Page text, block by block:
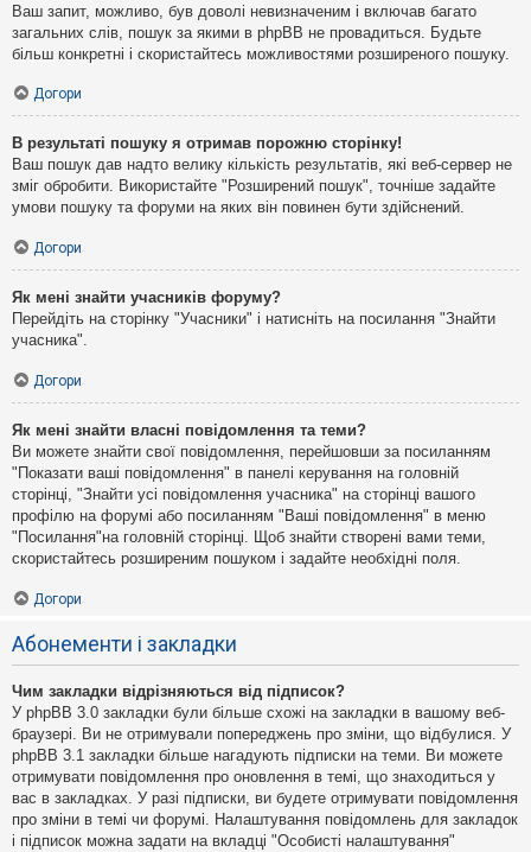
Ваш запит, можливо, був доволі невизначеним і включав багато
загальних слів, пошук за якими в phpBB не провадиться. Будьте
більш конкретні і скористайтесь можливостями розширеного пошуку.
Догори
В результаті пошуку я отримав порожню сторінку!
Ваш пошук дав надто велику кількість результатів, які веб-сервер не
зміг обробити. Використайте "Розширений пошук", точніше задайте
умови пошуку та форуми на яких він повинен бути здійснений.
Догори
Як мені знайти учасників форуму?
Перейдіть на сторінку "Учасники" і натисніть на посилання "Знайти
учасника".
Догори
Як мені знайти власні повідомлення та теми?
Ви можете знайти свої повідомлення, перейшовши за посиланням
"Показати ваші повідомлення" в панелі керування на головній
сторінці, "Знайти усі повідомлення учасника" на сторінці вашого
профілю на форумі або посиланням "Ваші повідомлення" в меню
"Посилання"на головній сторінці. Щоб знайти створені вами теми,
скористайтесь розширеним пошуком і задайте необхідні поля.
Догори
Абонементи і закладки
Чим закладки відрізняються від підписок?
У phpBB 3.0 закладки були більше схожі на закладки в вашому веб-
браузері. Ви не отримували попереджень про зміни, що відбулися. У
phpBB 3.1 закладки більше нагадують підписки на теми. Ви можете
отримувати повідомлення про оновлення в темі, що знаходиться у
вас в закладках. У разі підписки, ви будете отримувати повідомлення
про зміни в темі чи форумі. Налаштування повідомлень для закладок
і підписок можна задати на вкладці "Особисті налаштування"